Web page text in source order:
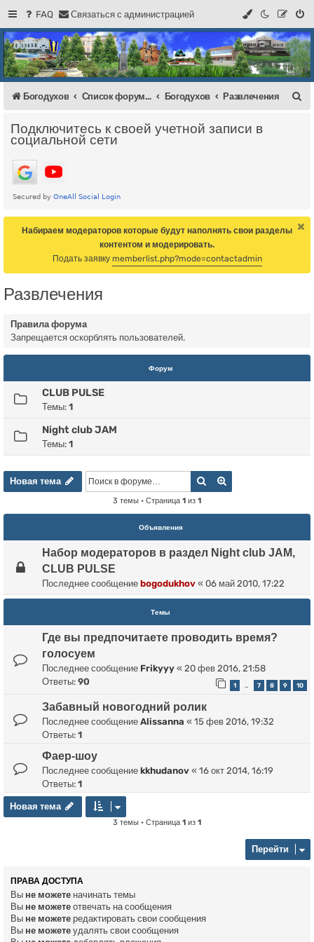
FAQ Связаться с администрацией
Регистрация
Форум Богодухова
Богодухов
Богодухов Список форумов Богодухов Развлечения
Подключитесь к своей учетной записи в
социальной сети
Набираем модераторов которые будут наполнять свои разделы
контентом и модерировать.
Подать заявку memberlist.php?mode=contactadmin
Развлечения
Правила форума
Запрещается оскорблять пользователей.
Форум
CLUB PULSE
Темы: 1
Night club JAM
Темы: 1
Новая тема
Новая тема Поиск
3 темы • Страница 1 из 1
Объявления
Набор модераторов в раздел Night club JAM,
CLUB PULSE
Последнее сообщение bogodukhov « 06 май 2010, 17:22
Темы
Где вы предпочитаете проводить время?
голосуем
Последнее сообщение Frikyyy « 20 фев 2016, 21:58
Ответы: 90 1 … 7 8 9 10
Забавный новогодний ролик
Последнее сообщение Alissanna « 15 фев 2016, 19:32
Ответы: 1
Фаер-шоу
Последнее сообщение kkhudanov « 16 окт 2014, 16:19
Ответы: 1
Новая тема
Новая тема
3 темы • Страница 1 из 1
Перейти
ПРАВА ДОСТУПА
Вы не можете начинать темы
Вы не можете отвечать на сообщения
Вы не можете редактировать свои сообщения
Вы не можете удалять свои сообщения